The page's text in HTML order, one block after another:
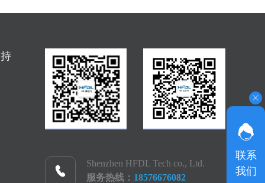
Shenzhen HFDL Tech co., Ltd.
服务热线： 18576676082
联系
我们